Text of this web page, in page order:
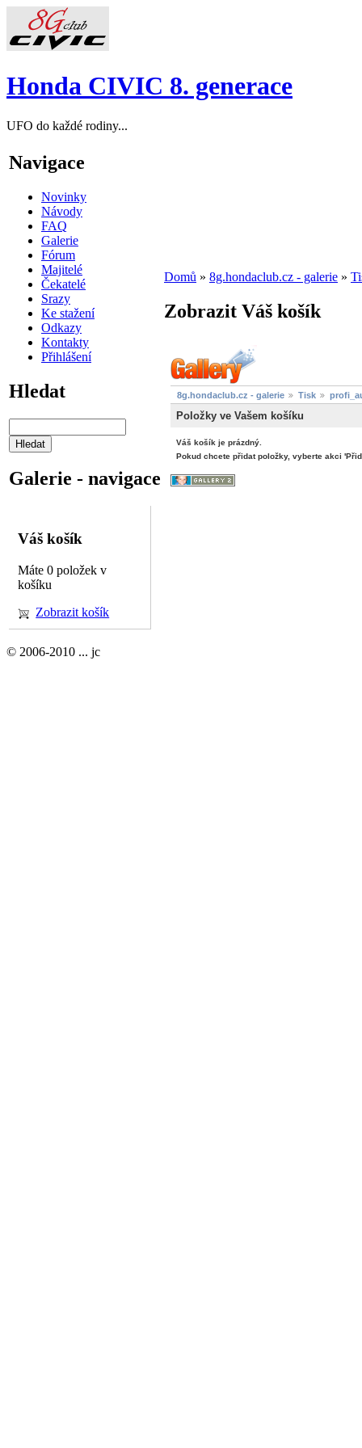
Honda CIVIC 8. generace
UFO do každé rodiny...
Navigace
Novinky
Návody
FAQ
Galerie
Fórum
Majitelé
Čekatelé
Srazy
Ke stažení
Odkazy
Kontakty
Přihlášení
Hledat
Galerie - navigace
Váš košík
Máte 0 položek v
košíku
Zobrazit košík
Domů » 8g.hondaclub.cz - galerie »
Zobrazit Váš košík
8g.hondaclub.cz - galerie Tisk
Položky ve Vašem košíku
Váš košík je prázdný.
Pokud chcete přidat položky, vyberte akci
© 2006-2010 ... jc